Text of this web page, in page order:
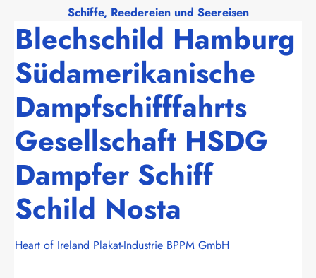
Schiffe, Reedereien und Seereisen
Blechschild Hamburg
Südamerikanische
Dampfschifffahrts
Gesellschaft HSDG
Dampfer Schiff
Schild Nosta
Heart of Ireland Plakat-Industrie BPPM GmbH